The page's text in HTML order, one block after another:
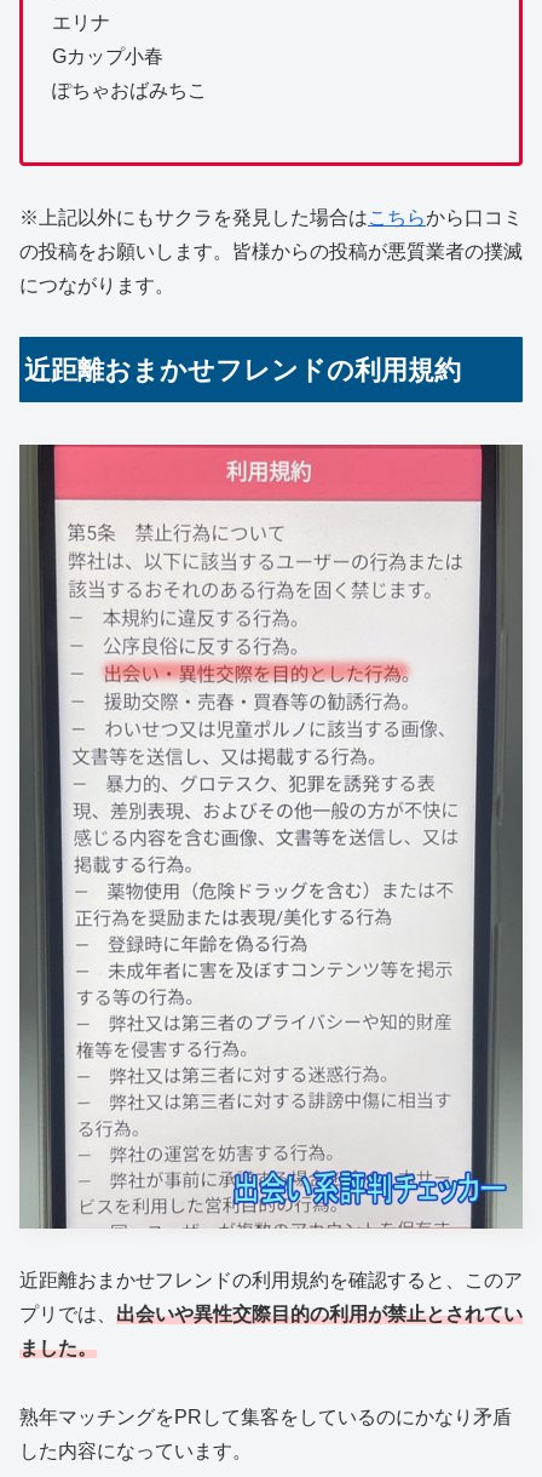
エリナ
Gカップ小春
ぽちゃおばみちこ
※上記以外にもサクラを発見した場合はこちらから口コミ
の投稿をお願いします。皆様からの投稿が悪質業者の撲滅
につながります。
近距離おまかせフレンドの利用規約
近距離おまかせフレンドの利用規約を確認すると、このア
プリでは、 出会いや異性交際目的の利用が禁止とされてい
ました。
熟年マッチングをPRして集客をしているのにかなり矛盾
した内容になっています。